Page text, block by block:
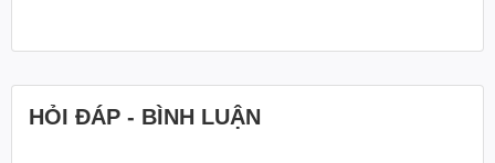
HỎI ĐÁP - BÌNH LUẬN